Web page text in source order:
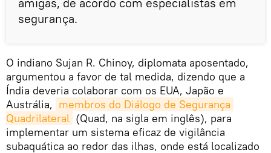
segurança.
O indiano Sujan R. Chinoy, diplomata aposentado,
argumentou a favor de tal medida, dizendo que a
Índia deveria colaborar com os EUA, Japão e
Austrália, membros do Diálogo de Segurança
Quadrilateral (Quad, na sigla em inglês), para
implementar um sistema eficaz de vigilância
subaquática ao redor das ilhas, onde está localizado